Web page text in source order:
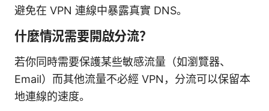
避免在 VPN 連線中暴露真實 DNS。
什麼情況需要開啟分流？
若你同時需要保護某些敏感流量（如瀏覽器、
Email）而其他流量不必經 VPN，分流可以保留本
地連線的速度。